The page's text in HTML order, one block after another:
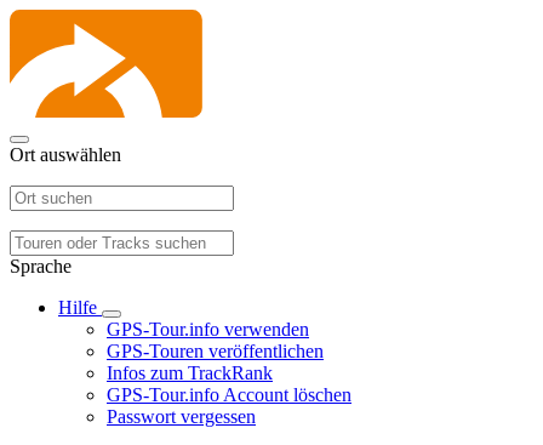
Ort auswählen
Sprache
Hilfe
GPS-Tour.info verwenden
GPS-Touren veröffentlichen
Infos zum TrackRank
GPS-Tour.info Account löschen
Passwort vergessen